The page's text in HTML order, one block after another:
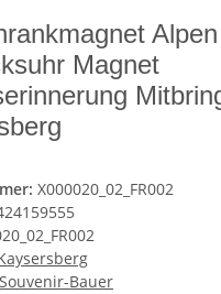
Alpen
Magnet
X000020_02_FR002
Souvenir-Bauer